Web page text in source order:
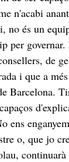
n'acabi
no és un
per
de
i que a
Barcelona.
ens
o, que jo
continuarà